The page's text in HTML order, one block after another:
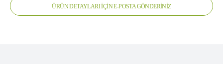
ÜRÜN DETAYLARI İÇİN E-POSTA GÖNDERİNİZ